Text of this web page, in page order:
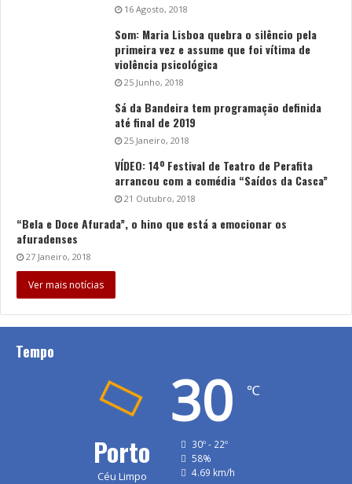
16 Agosto, 2018
Som: Maria Lisboa quebra o silêncio pela
primeira vez e assume que foi vítima de
violência psicológica
25 Junho, 2018
Sá da Bandeira tem programação definida
até final de 2019
25 Janeiro, 2018
VÍDEO: 14º Festival de Teatro de Perafita
arrancou com a comédia “Saídos da Casca”
21 Outubro, 2018
“Bela e Doce Afurada”, o hino que está a emocionar os
afuradenses
27 Janeiro, 2018
Ver mais notícias
Tempo
Porto
Céu Limpo
30 ℃
30º - 22º
58%
4.69 km/h